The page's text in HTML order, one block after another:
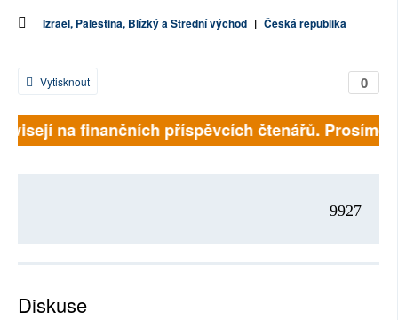
Izrael, Palestina, Blízký a Střední východ | Česká republika
0
Vytisknout
na finančních příspěvcích čtenářů. Prosíme,
9927
Diskuse